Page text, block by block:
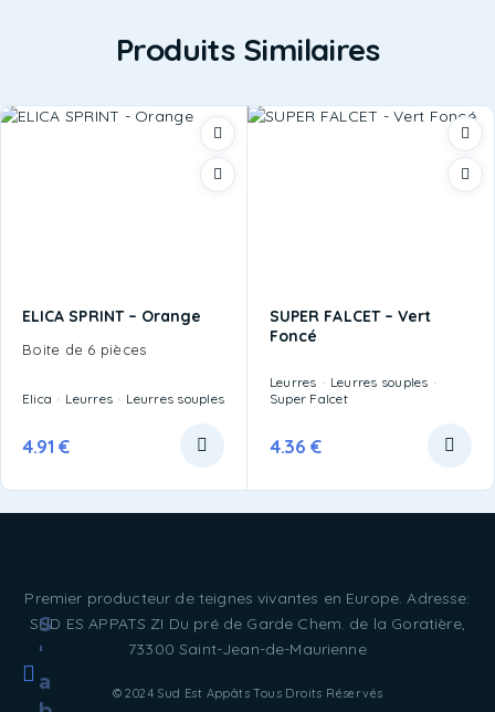
Produits Similaires
ELICA SPRINT – Orange
Boite de 6 pièces
Elica Leurres Leurres souples
4.91€
SUPER FALCET – Vert
Foncé
Leurres
Leurres souples
Super Falcet
4.36€
Premier producteur de teignes vivantes en Europe. Adresse:
SUD ES APPATS ZI Du pré de Garde Chem. de la Goratière,
73300 Saint-Jean-de-Maurienne
© 2024 Sud Est Appâts Tous Droits Réservés
S
'
a